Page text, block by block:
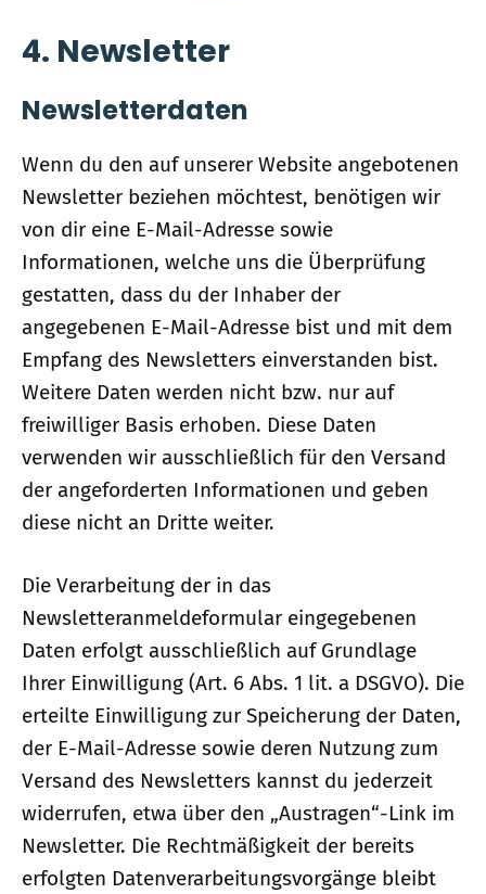
4. Newsletter
Newsletterdaten
Wenn du den auf unserer Website angebotenen
Newsletter beziehen möchtest, benötigen wir
von dir eine E-Mail-Adresse sowie
Informationen, welche uns die Überprüfung
gestatten, dass du der Inhaber der
angegebenen E-Mail-Adresse bist und mit dem
Empfang des Newsletters einverstanden bist.
Weitere Daten werden nicht bzw. nur auf
freiwilliger Basis erhoben. Diese Daten
verwenden wir ausschließlich für den Versand
der angeforderten Informationen und geben
diese nicht an Dritte weiter.
Die Verarbeitung der in das
Newsletteranmeldeformular eingegebenen
Daten erfolgt ausschließlich auf Grundlage
Ihrer Einwilligung (Art. 6 Abs. 1 lit. a DSGVO). Die
erteilte Einwilligung zur Speicherung der Daten,
der E-Mail-Adresse sowie deren Nutzung zum
Versand des Newsletters kannst du jederzeit
widerrufen, etwa über den „Austragen“-Link im
Newsletter. Die Rechtmäßigkeit der bereits
erfolgten Datenverarbeitungsvorgänge bleibt